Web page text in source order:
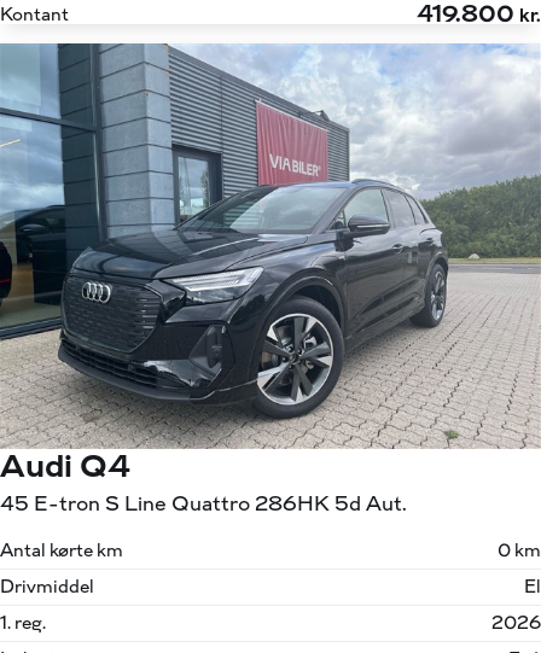
Kontant
419.800 kr.
Audi Q4
45 E-tron S Line Quattro 286HK 5d Aut.
Antal kørte km
0 km
Drivmiddel
El
1. reg.
2026